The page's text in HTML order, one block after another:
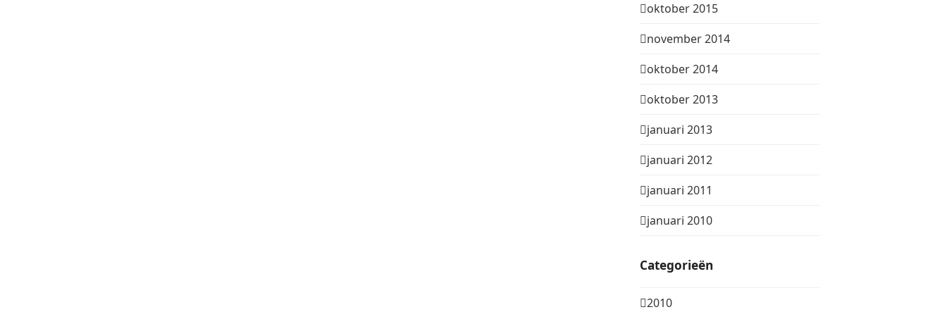
oktober 2015
november 2014
oktober 2014
oktober 2013
januari 2013
januari 2012
januari 2011
januari 2010
Categorieën
2010